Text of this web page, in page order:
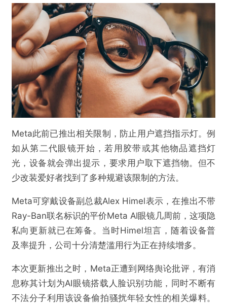
Meta此前已推出相关限制，防止用户遮挡指示灯。例
如从第二代眼镜开始，若用胶带或其他物品遮挡灯
光，设备就会弹出提示，要求用户取下遮挡物。但不
少改装爱好者找到了多种规避该限制的方法。
Meta可穿戴设备副总裁Alex Himel表示，在推出不带
Ray-Ban联名标识的平价Meta AI眼镜几周前，这项隐
私向更新就已在筹备。当时Himel坦言，随着设备普
及率提升，公司十分清楚滥用行为正在持续增多。
本次更新推出之时，Meta正遭到网络舆论批评，有消
息称其计划为AI眼镜搭载人脸识别功能，同时不断有
不法分子利用该设备偷拍骚扰年轻女性的相关爆料。